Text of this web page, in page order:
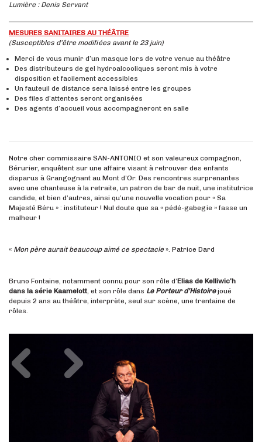
Lumière : Denis Servant
MESURES SANITAIRES AU THÉÂTRE
(Susceptibles d’être modifiées avant le 23 juin)
Merci de vous munir d’un masque lors de votre venue au théâtre
Des distributeurs de gel hydroalcooliques seront mis à votre
disposition et facilement accessibles
Un fauteuil de distance sera laissé entre les groupes
Des files d’attentes seront organisées
Des agents d’accueil vous accompagneront en salle
Notre cher commissaire SAN-ANTONIO et son valeureux compagnon,
Bérurier, enquêtent sur une affaire visant à retrouver des enfants
disparus à Grangognant au Mont d’Or. Des rencontres surprenantes
avec une chanteuse à la retraite, un patron de bar de nuit, une institutrice
candide, et bien d’autres, ainsi qu’une nouvelle vocation pour « Sa
Majesté Béru » : instituteur ! Nul doute que sa « pédé-gabegie » fasse un
malheur !
« Mon père aurait beaucoup aimé ce spectacle». Patrice Dard
Bruno Fontaine, notamment connu pour son rôle d’Elias de Kelliwic’h
dans la série Kaamelott, et son rôle dans Le Porteur d’Histoirejoué
depuis 2 ans au théâtre, interprète, seul sur scène, une trentaine de
rôles.